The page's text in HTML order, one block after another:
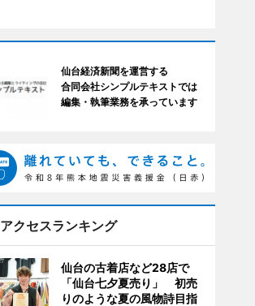
仙台経済新聞を運営する
合同会社シンプルテキストでは
編集・執筆業務を承っています
アクセスランキング
仙台の古着店など28店で
「仙台七夕夏売り」 初売
りのような夏の風物詩目指